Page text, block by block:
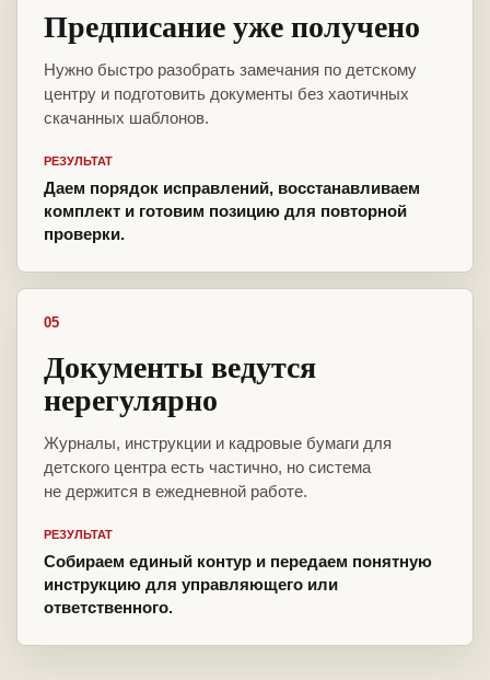
Предписание уже получено
Нужно быстро разобрать замечания по детскому
центру и подготовить документы без хаотичных
скачанных шаблонов.
РЕЗУЛЬТАТ
Даем порядок исправлений, восстанавливаем
комплект и готовим позицию для повторной
проверки.
05
Документы ведутся
нерегулярно
Журналы, инструкции и кадровые бумаги для
детского центра есть частично, но система
не держится в ежедневной работе.
РЕЗУЛЬТАТ
Собираем единый контур и передаем понятную
инструкцию для управляющего или
ответственного.